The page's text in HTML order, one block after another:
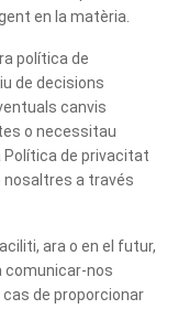
en la matèria.
política de
de decisions
canvis
o necessitau
de privacitat
a través
ara o en el futur,
comunicar-nos
de proporcionar